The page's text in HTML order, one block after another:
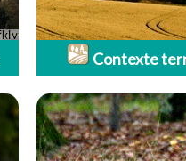
Contexte